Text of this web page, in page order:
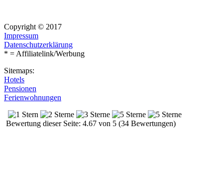
Copyright © 2017
Impressum
Datenschutzerklärung
* = Affiliatelink/Werbung
Sitemaps:
Hotels
Pensionen
Ferienwohnungen
Bewertung dieser Seite: 4.67 von 5 (34 Bewertungen)